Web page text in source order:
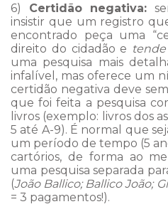
6) Certidão negativa:
insistir que um registro
encontrado peça uma
direito do cidadão e tende
uma pesquisa mais
infalível, mas oferece um
certidão negativa deve
que foi feita a pesquisa
livros (exemplo: livros dos
5 até A-9). É normal que
um período de tempo (5
cartórios, de forma ao
uma pesquisa separada
(João Ballico; Ballico João;
= 3 pagamentos!).